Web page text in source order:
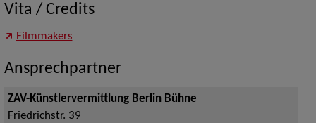
Vita / Credits
Filmmakers
Ansprechpartner
ZAV-Künstlervermittlung Berlin Bühne
Friedrichstr. 39